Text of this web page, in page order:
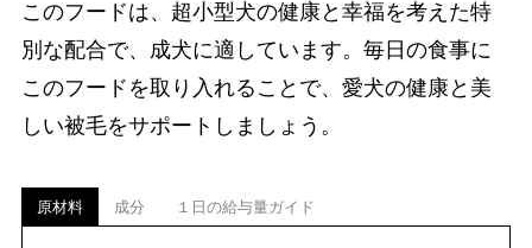
このフードは、超小型犬の健康と幸福を考えた特
別な配合で、成犬に適しています。毎日の食事に
このフードを取り入れることで、愛犬の健康と美
しい被毛をサポートしましょう。
原材料 成分 １日の給与量ガイド